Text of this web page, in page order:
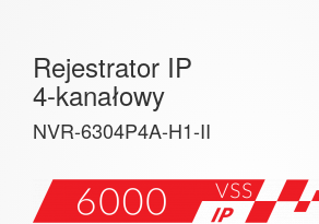
Rejestrator IP
4-kanałowy
NVR-6304P4A-H1-II